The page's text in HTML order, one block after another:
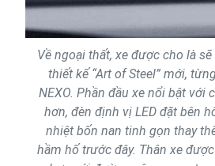
Về ngoại thất, xe được cho là
thiết kế “Art of Steel” mới,
NEXO. Phần đầu xe nổi bật với
hơn, đèn định vị LED đặt bên
nhiệt bốn nan tinh gọn thay
hầm hố trước đây. Thân xe